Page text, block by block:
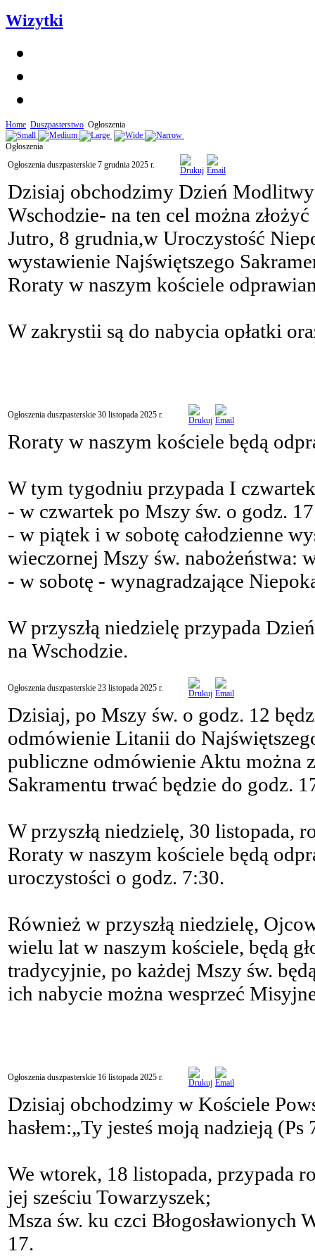
Wizytki
Home Duszpasterstwo Ogłoszenia
Ogłoszenia
Ogłoszenia duszpasterskie 7 grudnia 2025 r.
Dzisiaj obchodzimy Dzień
Wschodzie- na ten cel można
Jutro, 8 grudnia,w Uroczystość
wystawienie Najświętszego
Roraty w naszym kościele
W zakrystii są do nabycia opłatki
Ogłoszenia duszpasterskie 30 listopada 2025 r.
Roraty w naszym kościele będą
W tym tygodniu przypada I
- w czwartek po Mszy św. o godz.
- w piątek i w sobotę całodzienne
wieczornej Mszy św. nabożeństwa:
- w sobotę - wynagradzające
W przyszłą niedzielę przypada
na Wschodzie.
Ogłoszenia duszpasterskie 23 listopada 2025 r.
Dzisiaj, po Mszy św. o godz. 12
odmówienie Litanii do
publiczne odmówienie Aktu można
Sakramentu trwać będzie do godz.
W przyszłą niedzielę, 30 listopada,
Roraty w naszym kościele będą
uroczystości o godz. 7:30.
Również w przyszłą niedzielę,
wielu lat w naszym kościele, będą
tradycyjnie, po każdej Mszy św.
ich nabycie można wesprzeć
Ogłoszenia duszpasterskie 16 listopada 2025 r.
Dzisiaj obchodzimy w Kościele
hasłem:„Ty jesteś moją nadzieją (Ps
We wtorek, 18 listopada, przypada
jej sześciu Towarzyszek;
Msza św. ku czci
17.